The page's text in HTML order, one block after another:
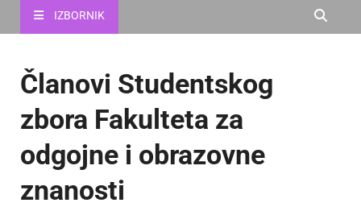
IZBORNIK
Članovi Studentskog
zbora Fakulteta za
odgojne i obrazovne
znanosti